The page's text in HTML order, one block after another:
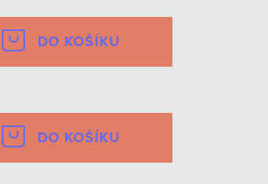
DO KOŠÍKU
DO KOŠÍKU